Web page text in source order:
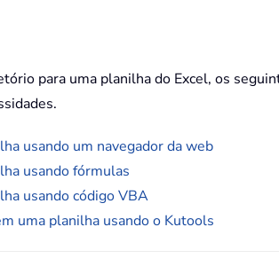
para uma planilha do Excel, os
usando um navegador da web
usando fórmulas
usando código VBA
uma planilha usando o Kutools